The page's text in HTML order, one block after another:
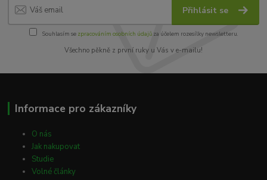
Přihlásit se
Souhlasím se zpracováním osobních údajůza účelem rozesílky newsletteru.
Všechno pěkně z první ruky u Vás v e-mailu!
Informace pro zákazníky
O nás
Jak nakupovat
Studie
Volné články